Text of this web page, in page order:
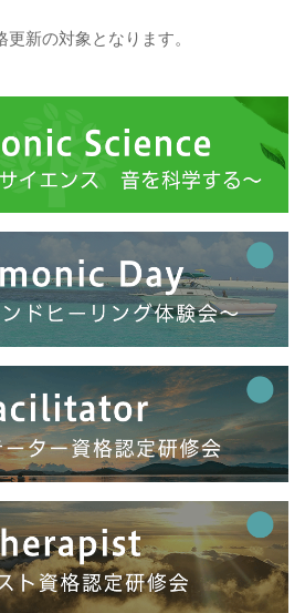
更新の対象となります。